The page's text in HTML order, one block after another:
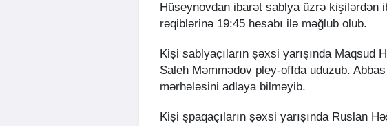
Hüseynovdan ibarət sablya üzrə kişilərdən
rəqiblərinə 19:45 hesabı ilə məğlub olub.
Kişi sablyaçıların şəxsi yarışında
Saleh Məmmədov pley-offda uduzub.
mərhələsini adlaya bilməyib.
Kişi şpaqaçıların şəxsi yarışında Ruslan